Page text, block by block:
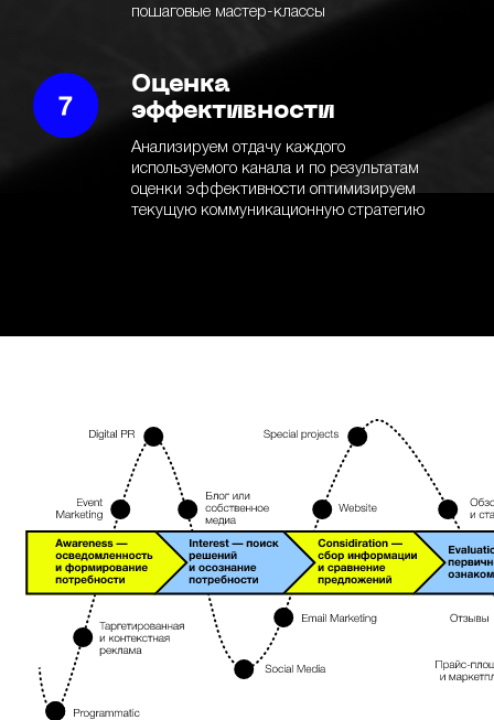
пошаговые мастер-классы
Оценка
эффективности
Анализируем отдачу каждого
используемого канала и по результатам
оценки эффективности оптимизируем
текущую коммуникационную стратегию